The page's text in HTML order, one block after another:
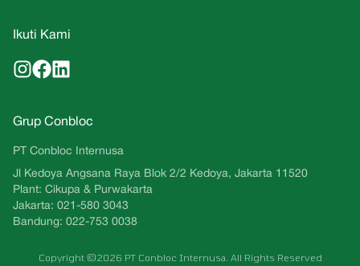
Ikuti Kami
Grup Conbloc
PT Conbloc Internusa
Jl Kedoya Angsana Raya Blok 2/2 Kedoya, Jakarta 11520
Plant: Cikupa & Purwakarta
Jakarta: 021-580 3043
Bandung: 022-753 0038
Copyright ©2026 PT Conbloc Internusa. All Rights Reserved